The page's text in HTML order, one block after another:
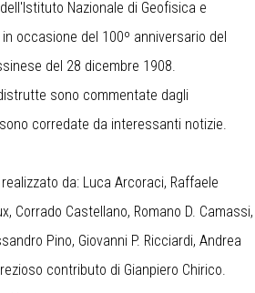
Nazionale di Geofisica e
occasione del 100º anniversario del
del 28 dicembre 1908.
sono commentate dagli
corredate da interessanti notizie.
da: Luca Arcoraci, Raffaele
Corrado Castellano, Romano D. Camassi,
Pino, Giovanni P. Ricciardi, Andrea
contributo di Gianpiero Chirico.